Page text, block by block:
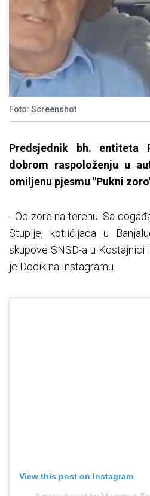
Foto: Screenshot
Predsjednik bh. entiteta
dobrom raspoloženju u
omiljenu pjesmu "Pukni
- Od zore na terenu. Sa
Stuplje, kotlićijada u
skupove SNSD-a u Kostajnici
je Dodik na Instagramu.
View this post on Instagram